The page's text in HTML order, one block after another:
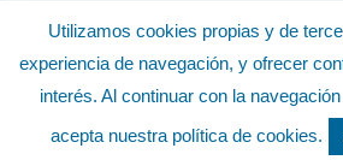
Aunque se consideran exactas, declinamos
información y precios inscritos. Estas
Política de privacidad y cookies .........................-
Utilizamos cookies propias y de
experiencia de navegación, y ofrecer
interés. Al continuar con la
acepta nuestra política de cookies.